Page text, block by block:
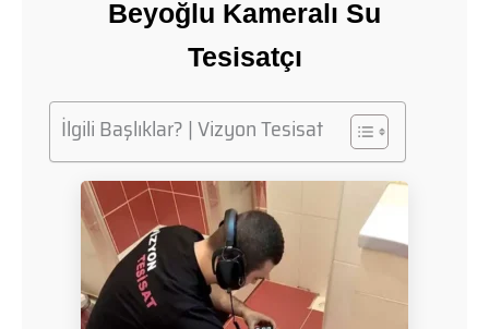
Beyoğlu Kameralı Su
Tesisatçı
İlgili Başlıklar? | Vizyon Tesisat